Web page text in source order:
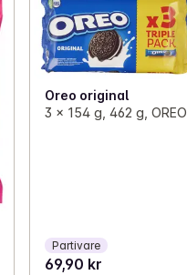
Oreo original
3 x 154 g, 462 g, OREO
Partivare
69,90 kr